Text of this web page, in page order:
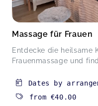
Massage für Frauen
Entdecke die heilsame
Frauenmassage und
Dates by
from €40.00